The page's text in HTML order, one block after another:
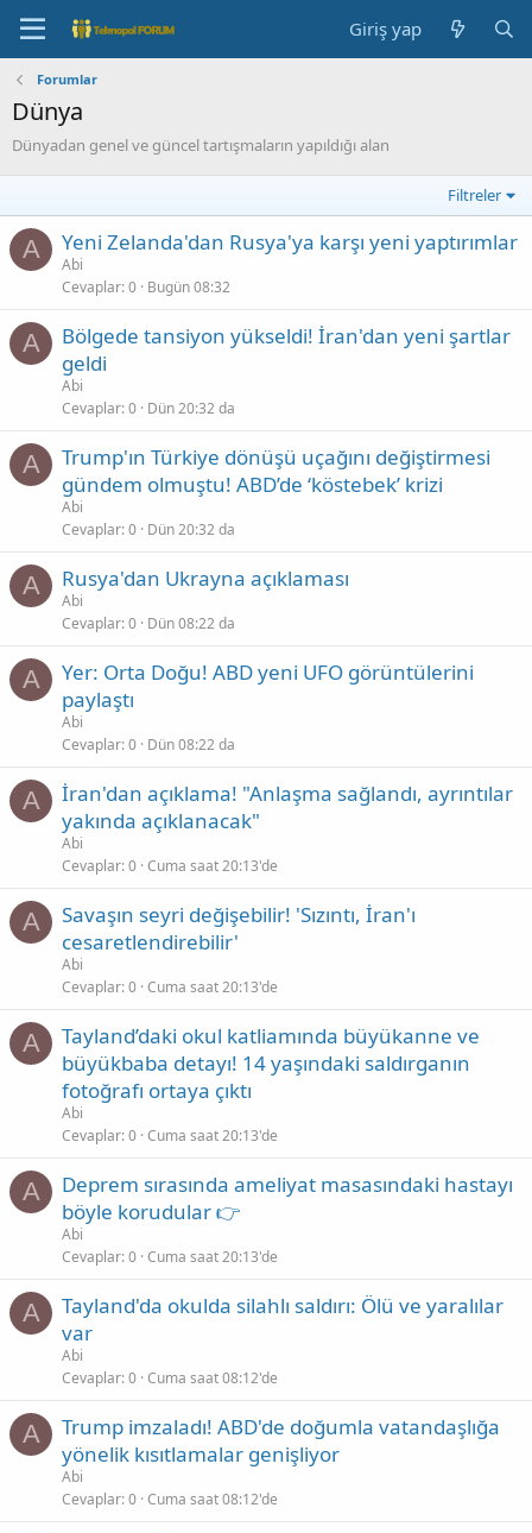
Giriş yap
Forumlar
Dünya
Dünyadan genel ve güncel tartışmaların yapıldığı alan
Filtreler
A Yeni Zelanda'dan Rusya'ya karşı yeni yaptırımlar
Abi
Cevaplar 0 Bugün 08:32
A
Bölgede tansiyon yükseldi! İran'dan yeni şartlar
geldi
Abi
Cevaplar 0 Dün 20:32 da
A
Trump'ın Türkiye dönüşü uçağını değiştirmesi
gündem olmuştu! ABD’de ‘köstebek’ krizi
Abi
Cevaplar 0 Dün 20:32 da
A Rusya'dan Ukrayna açıklaması
Abi
Cevaplar 0 Dün 08:22 da
A
Yer: Orta Doğu! ABD yeni UFO görüntülerini
paylaştı
Abi
Cevaplar 0 Dün 08:22 da
A
İran'dan açıklama! "Anlaşma sağlandı, ayrıntılar
yakında açıklanacak"
Abi
Cevaplar 0 Cuma saat 20:13'de
A
Savaşın seyri değişebilir! 'Sızıntı, İran'ı
cesaretlendirebilir'
Abi
Cevaplar 0 Cuma saat 20:13'de
A
Tayland’daki okul katliamında büyükanne ve
büyükbaba detayı! 14 yaşındaki saldırganın
fotoğrafı ortaya çıktı
Abi
Cevaplar 0 Cuma saat 20:13'de
A
Deprem sırasında ameliyat masasındaki hastayı
böyle korudular 👉
Abi
Cevaplar 0 Cuma saat 20:13'de
A
Tayland'da okulda silahlı saldırı: Ölü ve yaralılar
var
Abi
Cevaplar 0 Cuma saat 08:12'de
A
Trump imzaladı! ABD'de doğumla vatandaşlığa
yönelik kısıtlamalar genişliyor
Abi
Cevaplar 0 Cuma saat 08:12'de